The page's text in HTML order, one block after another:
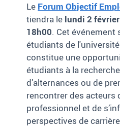
Le Forum Objectif
tiendra le lundi 2
18h00. Cet événement
étudiants de
constitue une
étudiants à la
d’alternances ou de
rencontrer des acteurs
professionnel et de
perspectives de